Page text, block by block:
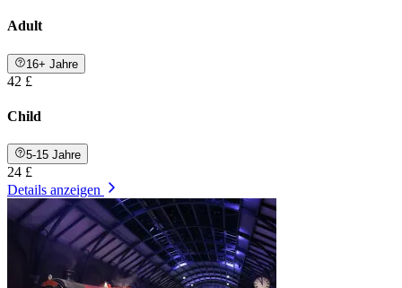
Adult
16+ Jahre
42 £
Child
5-15 Jahre
24 £
Details anzeigen